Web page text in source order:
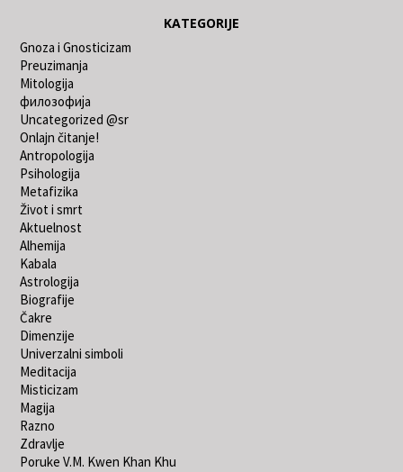
KATEGORIJE
Gnoza i Gnosticizam
Preuzimanja
Mitologija
филозофија
Uncategorized @sr
Onlajn čitanje!
Antropologija
Psihologija
Metafizika
Život i smrt
Aktuelnost
Alhemija
Kabala
Astrologija
Biografije
Čakre
Dimenzije
Univerzalni simboli
Meditacija
Misticizam
Magija
Razno
Zdravlje
Poruke V.M. Kwen Khan Khu